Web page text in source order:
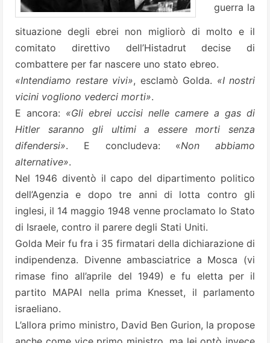
guerra la
situazione degli ebrei non migliorò di molto e il
comitato direttivo dell’Histadrut decise di
combattere per far nascere uno stato ebreo.
«Intendiamo restare vivi», esclamò Golda. «I nostri
vicini vogliono vederci morti».
E ancora: «Gli ebrei uccisi nelle camere a gas di
Hitler saranno gli ultimi a essere morti senza
difendersi». E concludeva: «Non abbiamo
alternative».
Nel 1946 diventò il capo del dipartimento politico
dell’Agenzia e dopo tre anni di lotta contro gli
inglesi, il 14 maggio 1948 venne proclamato lo Stato
di Israele, contro il parere degli Stati Uniti.
Golda Meir fu fra i 35 firmatari della dichiarazione di
indipendenza. Divenne ambasciatrice a Mosca (vi
rimase fino all’aprile del 1949) e fu eletta per il
partito MAPAI nella prima Knesset, il parlamento
israeliano.
L’allora primo ministro, David Ben Gurion, la propose